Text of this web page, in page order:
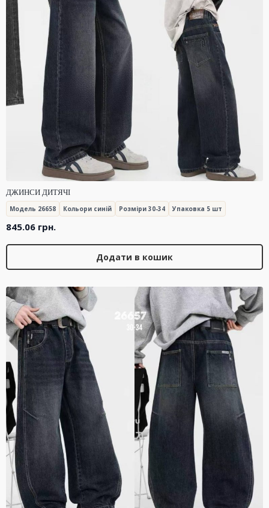
ДЖИНСИ ДИТЯЧІ
Модель 26658 Кольори синій Розміри 30-34 Упаковка 5 шт
845.06 грн.
Додати в кошик